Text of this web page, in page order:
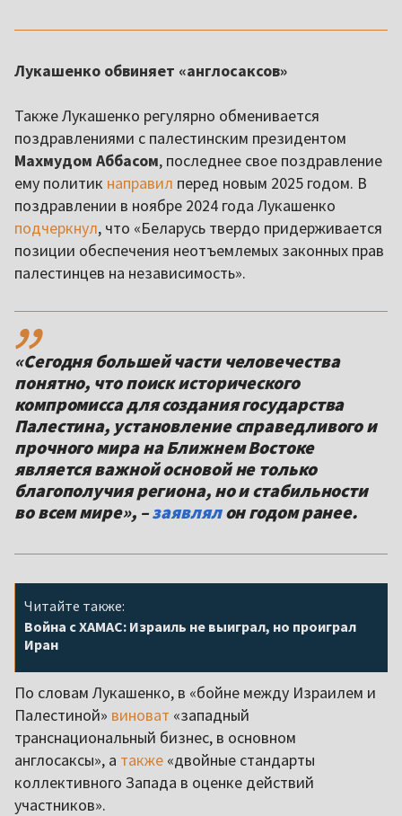
Лукашенко обвиняет «англосаксов»
Также Лукашенко регулярно обменивается
поздравлениями с палестинским президентом
Махмудом Аббасом, последнее свое поздравление
ему политик направил перед новым 2025 годом. В
поздравлении в ноябре 2024 года Лукашенко
подчеркнул, что «Беларусь твердо придерживается
позиции обеспечения неотъемлемых законных прав
палестинцев на независимость».
,,
«Сегодня большей части человечества
понятно, что поиск исторического
компромисса для создания государства
Палестина, установление справедливого и
прочного мира на Ближнем Востоке
является важной основой не только
благополучия региона, но и стабильности
во всем мире», –заявлялон годом ранее.
Читайте также:
Война с ХАМАС: Израиль не выиграл, но проиграл
Иран
По словам Лукашенко, в «бойне между Израилем и
Палестиной» виноват «западный
транснациональный бизнес, в основном
англосаксы», а также «двойные стандарты
коллективного Запада в оценке действий
участников».